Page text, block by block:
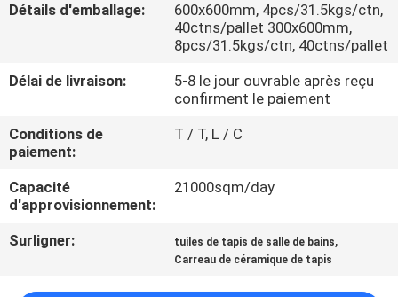
DE
DE
QUALITÉ
NOUS
CONTACTER
Détails d'emballage:
600x600mm, 4pcs/31.5kgs/ctn,
40ctns/pallet 300x600mm,
8pcs/31.5kgs/ctn, 40ctns/pallet
Délai de livraison:
5-8 le jour ouvrable après reçu
confirment le paiement
Conditions de
paiement:
T / T, L / C
Capacité
d'approvisionnement:
21000sqm/day
Surligner: tuiles de tapis de salle de bains,
Carreau de céramique de tapis